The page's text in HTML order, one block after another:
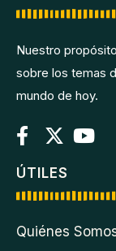
Nuestro
sobre los temas
mundo de hoy.
ÚTILES
Quiénes